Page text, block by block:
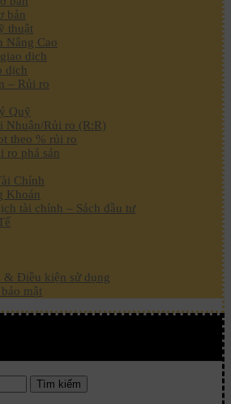
bản
thuật
Nâng Cao
dịch
dịch
– Rủi ro
Quỹ
Nhuận/Rủi ro (R:R)
theo % rủi ro
ro phá sản
Chính
Khoán
tài chính – Sách đầu tư
& Điều kiện sử dụng
mật
Tìm kiếm